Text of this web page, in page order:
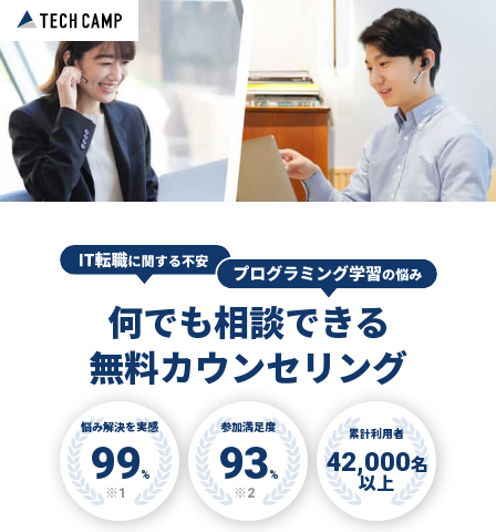
何でも相談できる
無料カウンセリング
悩み解決を実感
99%
※1
参加満足度
93%
※2
累計利用者
42,000名
以上